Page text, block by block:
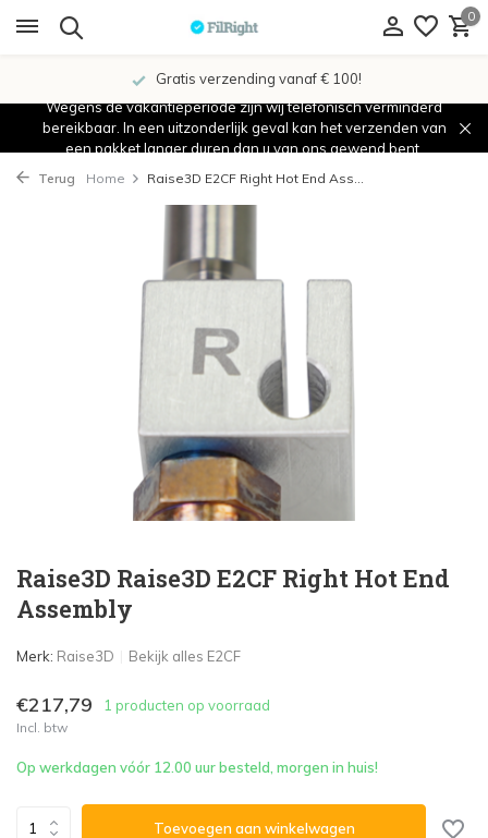
0
Gratis verzending vanaf € 100!
Wegens de vakantieperiode zijn wij telefonisch verminderd
bereikbaar. In een uitzonderlijk geval kan het verzenden van
een pakket langer duren dan u van ons gewend bent.
Terug Home Raise3D E2CF Right Hot End Ass...
Raise3D Raise3D E2CF Right Hot End
Assembly
Merk: Raise3D Bekijk alles E2CF
€217,79 1 producten op voorraad
Incl. btw
Op werkdagen vóór 12.00 uur besteld, morgen in huis!
Toevoegen aan winkelwagen